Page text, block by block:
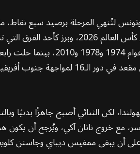
متتاليين على السويد وتونس لتُنهي المرحلة برصيد سبع
صدارة المجموعة أمام اليابان صاحبة المركز الثاني والسويد صاحبة المركز الثالث. وسجل فريق رونالد كومان 10 أهداف في
المتابعة عندما يتعلق الأمر بإمكانية المنافسة على اللقب. ولم تفز هولندا بكأس العالم من قبل، إذ اكتفت بالوصافة
1998 وثالثة في 2014. وفي آخر مشاركة لها عام 2022، بلغت هولندا الدور ربع النهائي، وسيعني الفوز على المغرب ضمان
لكن الثنائي أصبح جاهزًا بدنيًا
مع خروج ناثان آكي، ويُرجح أن يكون
على أن يبقى ممفيس ديباي وجاستن